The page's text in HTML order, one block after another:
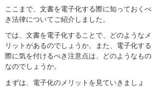
ここまで、文書を電子化する際に知っておくべ
き法律についてご紹介しました。
では、文書を電子化することで、どのようなメ
リットがあるのでしょうか。また、電子化する
際に気を付けるべき注意点は、どのようなもの
なのでしょうか。
まずは、電子化のメリットを見ていきましょ